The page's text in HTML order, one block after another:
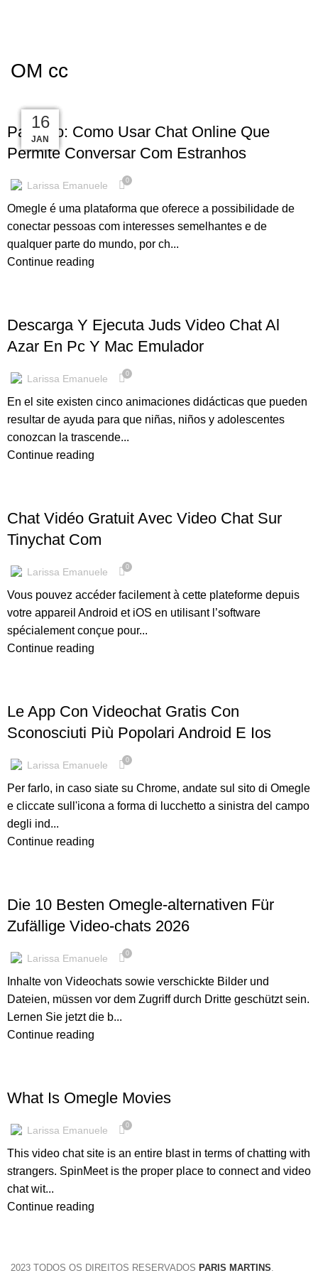
OM cc
13
MAR
OM CC
Papinho: Como Usar Chat Online Que
Permite Conversar Com Estranhos
Larissa Emanuele 0
Omegle é uma plataforma que oferece a possibilidade de
conectar pessoas com interesses semelhantes e de
qualquer parte do mundo, por ch...
Continue reading
03
MAR
Descarga Y Ejecuta Juds Video Chat Al
Azar En Pc Y Mac Emulador
Larissa Emanuele 0
En el site existen cinco animaciones didácticas que pueden
resultar de ayuda para que niñas, niños y adolescentes
conozcan la trascende...
Continue reading
18
FEV
Chat Vidéo Gratuit Avec Video Chat Sur
Tinychat Com
Larissa Emanuele 0
Vous pouvez accéder facilement à cette plateforme depuis
votre appareil Android et iOS en utilisant l’software
spécialement conçue pour...
Continue reading
09
FEV
Le App Con Videochat Gratis Con
Sconosciuti Più Popolari Android E Ios
Larissa Emanuele 0
Per farlo, in caso siate su Chrome, andate sul sito di Omegle
e cliccate sull'icona a forma di lucchetto a sinistra del campo
degli ind...
Continue reading
28
JAN
Die 10 Besten Omegle-alternativen Für
Zufällige Video-chats 2026
Larissa Emanuele 0
Inhalte von Videochats sowie verschickte Bilder und
Dateien, müssen vor dem Zugriff durch Dritte geschützt sein.
Lernen Sie jetzt die b...
Continue reading
16
JAN
What Is Omegle Movies
Larissa Emanuele 0
This video chat site is an entire blast in terms of chatting with
strangers. SpinMeet is the proper place to connect and video
chat wit...
Continue reading
2023 TODOS OS DIREITOS RESERVADOS PARIS MARTINS.